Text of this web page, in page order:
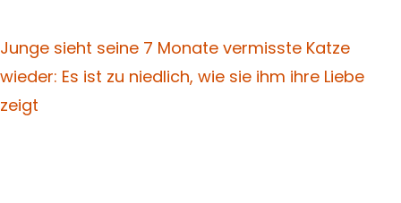
Junge sieht seine 7 Monate vermisste Katze
wieder: Es ist zu niedlich, wie sie ihm ihre Liebe
zeigt